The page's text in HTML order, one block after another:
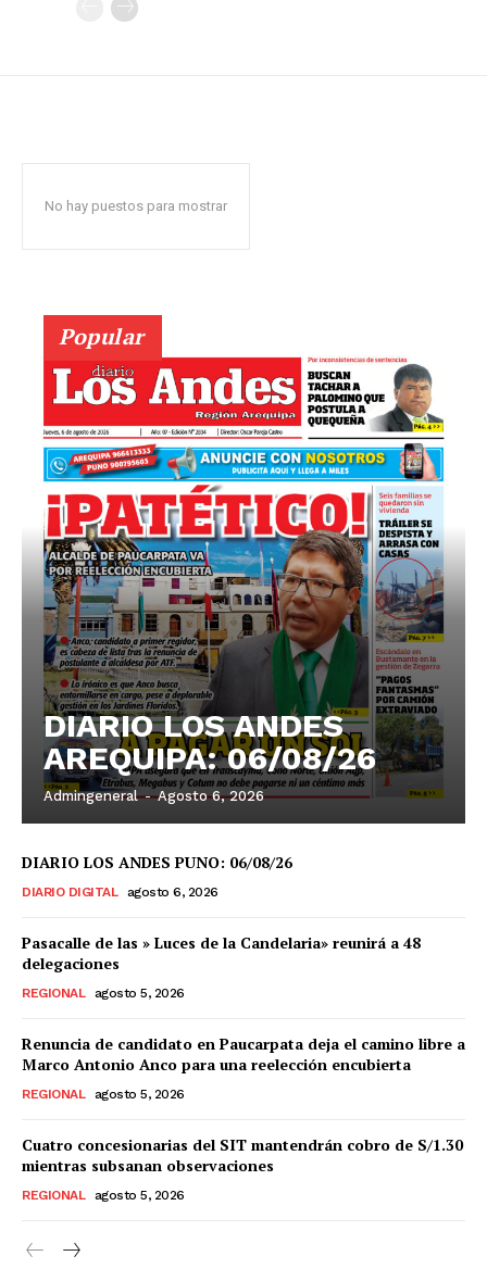
No hay puestos para mostrar
Popular
DIARIO LOS ANDES
AREQUIPA: 06/08/26
Admingeneral - Agosto 6, 2026
DIARIO LOS ANDES PUNO: 06/08/26
DIARIO DIGITAL agosto 6, 2026
Pasacalle de las » Luces de la Candelaria» reunirá a 48
delegaciones
REGIONAL agosto 5, 2026
Renuncia de candidato en Paucarpata deja el camino libre a
Marco Antonio Anco para una reelección encubierta
REGIONAL agosto 5, 2026
Cuatro concesionarias del SIT mantendrán cobro de S/1.30
mientras subsanan observaciones
REGIONAL agosto 5, 2026